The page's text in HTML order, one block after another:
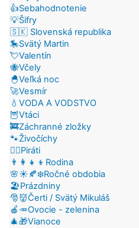
👍Sebahodnotenie
💡Šifry
🇸🇰 Slovenská republika
🎠Svätý Martin
💘Valentín
🐝Včely
🐣Veľká noc
🚀Vesmír
💧VODA A VODSTVO
🦉Vtáci
🚒Záchranné zložky
🐾Živočíchy
🏴‍☠️Piráti
👨‍👩‍👧‍👦Rodina
🌸☀️🍂❄️Ročné obdobia
🏖️Prázdniny
🎅👹Čerti / Svätý Mikuláš
🍎🥕Ovocie - zelenina
🎄🎁Vianoce